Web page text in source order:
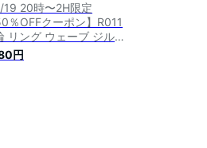
19 20時〜2H限定
OFFクーポン】R011
リング ウェーブ ジル
ア ゴールド 華奢 スリ
ディース サージカルス
円